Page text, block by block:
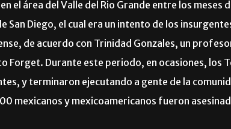
el área del Valle del Rio Grande entre los meses
San Diego, el cual era un intento de los
de acuerdo con Trinidad Gonzales, un
Forget. Durante este periodo, en ocasiones, los
y terminaron ejecutando a gente de la
mexicanos y mexicoamericanos fueron